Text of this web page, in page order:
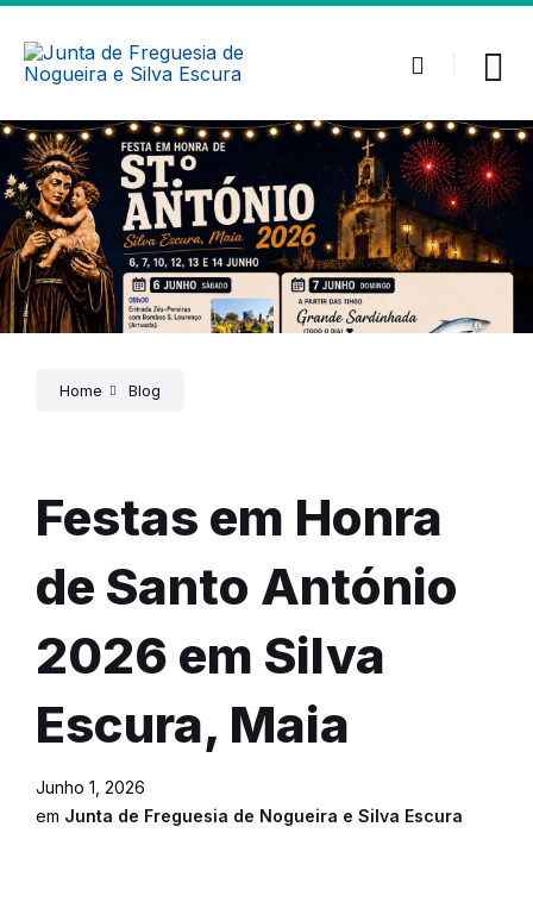
Home Blog
Festas em Honra
de Santo António
2026 em Silva
Escura, Maia
Junho 1, 2026
em Junta de Freguesia de Nogueira e Silva Escura